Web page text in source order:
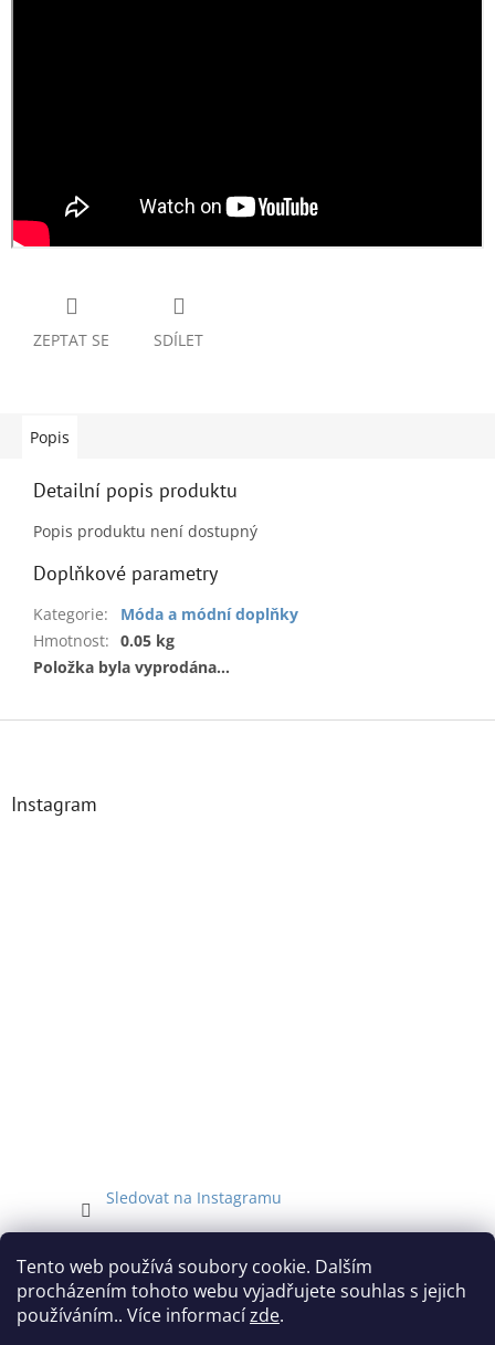
Tento web používá soubory cookie. Dalším
procházením tohoto webu vyjadřujete souhlas s jejich
používáním.. Více informacízde.
ZEPTAT SE SDÍLET
Popis
Detailní popis produktu
Popis produktu není dostupný
Doplňkové parametry
Kategorie:
Móda a módní doplňky
Hmotnost: 0.05 kg
Položka byla vyprodána…
Z
Instagram
Sledovat na Instagramu
Facebook